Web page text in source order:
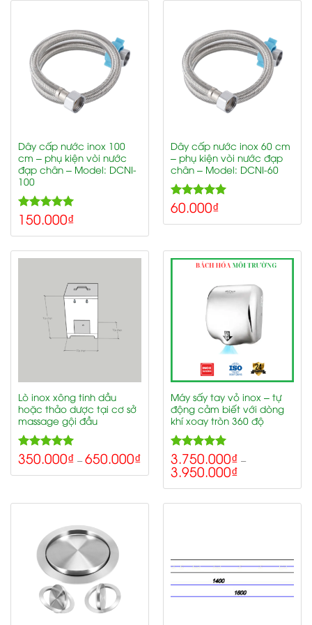
Dây cấp nước inox 100
cm – phụ kiện vòi nước
đạp chân – Model: DCNI-
100
Rated5.00
out of 5
150.000₫
Dây cấp nước inox 60 cm
– phụ kiện vòi nước đạp
chân – Model: DCNI-60
Rated5.00
out of 5
60.000₫
Lò inox xông tinh dầu
hoặc thảo dược tại cơ sở
massage gội đầu
Rated5.00
out of 5
350.000₫ –650.000₫
Máy sấy tay vỏ inox – tự
động cảm biết với dòng
khí xoay tròn 360 độ
Rated5.00
out of 5
3.750.000₫ –
3.950.000₫